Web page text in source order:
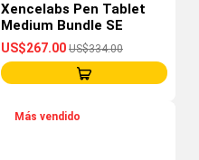
Xencelabs Pen Tablet
Medium Bundle SE
US$267.00 US$334.00
Más vendido